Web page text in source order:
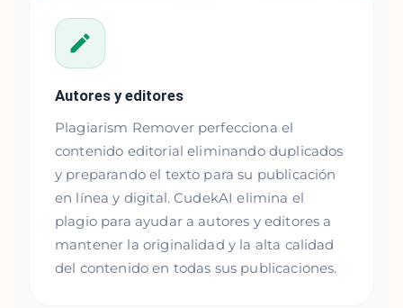
Autores y editores
Plagiarism Remover perfecciona el
contenido editorial eliminando duplicados
y preparando el texto para su publicación
en línea y digital. CudekAI elimina el
plagio para ayudar a autores y editores a
mantener la originalidad y la alta calidad
del contenido en todas sus publicaciones.